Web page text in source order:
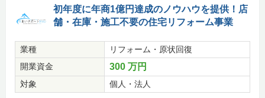
初年度に年商1億円達成のノウハウを提供！店
舗・在庫・施工不要の住宅リフォーム事業
業種
リフォーム・原状回復
開業資金
300 万円
対象 個人・法人